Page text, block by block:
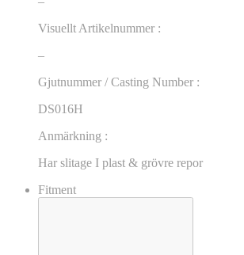
Visuellt Artikelnummer :
–
Gjutnummer / Casting Number :
DS016H
Anmärkning :
Har slitage I plast & grövre repor
Fitment